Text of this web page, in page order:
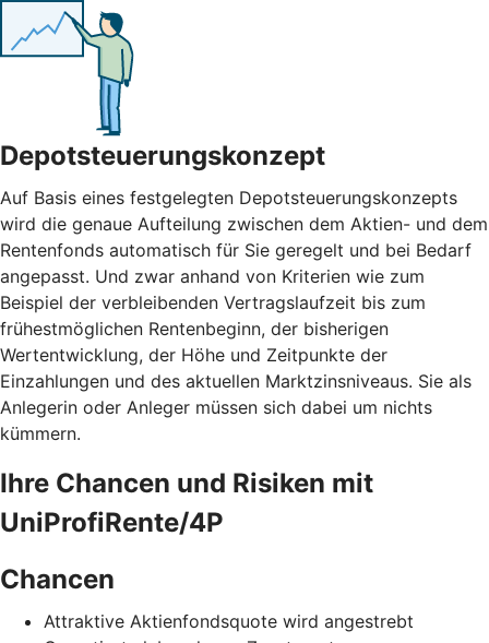
Depotsteuerungskonzept
Auf Basis eines festgelegten Depotsteuerungskonzepts
wird die genaue Aufteilung zwischen dem Aktien- und dem
Rentenfonds automatisch für Sie geregelt und bei Bedarf
angepasst. Und zwar anhand von Kriterien wie zum
Beispiel der verbleibenden Vertragslaufzeit bis zum
frühestmöglichen Rentenbeginn, der bisherigen
Wertentwicklung, der Höhe und Zeitpunkte der
Einzahlungen und des aktuellen Marktzinsniveaus. Sie als
Anlegerin oder Anleger müssen sich dabei um nichts
kümmern.
Ihre Chancen und Risiken mit
UniProfiRente/4P
Chancen
Attraktive Aktienfondsquote wird angestrebt